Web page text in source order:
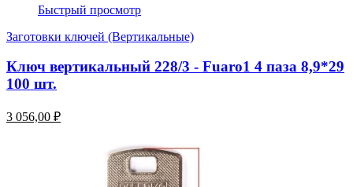
Быстрый просмотр
Заготовки ключей (Вертикальные)
Ключ вертикальный 228/3 - Fuaro1 4 паза 8,9*29
100 шт.
3 056,00 ₽